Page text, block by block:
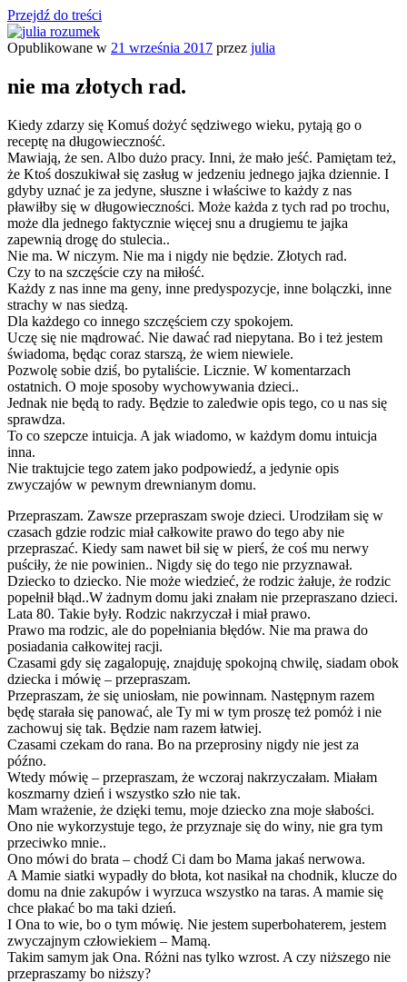
Przejdź do treści
Opublikowane w 21 września 2017 przez julia
nie ma złotych rad.
Kiedy zdarzy się Komuś dożyć sędziwego wieku, pytają go o
receptę na długowieczność.
Mawiają, że sen. Albo dużo pracy. Inni, że mało jeść. Pamiętam też,
że Ktoś doszukiwał się zasług w jedzeniu jednego jajka dziennie. I
gdyby uznać je za jedyne, słuszne i właściwe to każdy z nas
pławiłby się w długowieczności. Może każda z tych rad po trochu,
może dla jednego faktycznie więcej snu a drugiemu te jajka
zapewnią drogę do stulecia..
Nie ma. W niczym. Nie ma i nigdy nie będzie. Złotych rad.
Czy to na szczęście czy na miłość.
Każdy z nas inne ma geny, inne predyspozycje, inne bolączki, inne
strachy w nas siedzą.
Dla każdego co innego szczęściem czy spokojem.
Uczę się nie mądrować. Nie dawać rad niepytana. Bo i też jestem
świadoma, będąc coraz starszą, że wiem niewiele.
Pozwolę sobie dziś, bo pytaliście. Licznie. W komentarzach
ostatnich. O moje sposoby wychowywania dzieci..
Jednak nie będą to rady. Będzie to zaledwie opis tego, co u nas się
sprawdza.
To co szepcze intuicja. A jak wiadomo, w każdym domu intuicja
inna.
Nie traktujcie tego zatem jako podpowiedź, a jedynie opis
zwyczajów w pewnym drewnianym domu.
Przepraszam. Zawsze przepraszam swoje dzieci. Urodziłam się w
czasach gdzie rodzic miał całkowite prawo do tego aby nie
przepraszać. Kiedy sam nawet bił się w pierś, że coś mu nerwy
puściły, że nie powinien.. Nigdy się do tego nie przyznawał.
Dziecko to dziecko. Nie może wiedzieć, że rodzic żałuje, że rodzic
popełnił błąd..W żadnym domu jaki znałam nie przepraszano dzieci.
Lata 80. Takie były. Rodzic nakrzyczał i miał prawo.
Prawo ma rodzic, ale do popełniania błędów. Nie ma prawa do
posiadania całkowitej racji.
Czasami gdy się zagalopuję, znajduję spokojną chwilę, siadam obok
dziecka i mówię – przepraszam.
Przepraszam, że się uniosłam, nie powinnam. Następnym razem
będę starała się panować, ale Ty mi w tym proszę też pomóż i nie
zachowuj się tak. Będzie nam razem łatwiej.
Czasami czekam do rana. Bo na przeprosiny nigdy nie jest za
późno.
Wtedy mówię – przepraszam, że wczoraj nakrzyczałam. Miałam
koszmarny dzień i wszystko szło nie tak.
Mam wrażenie, że dzięki temu, moje dziecko zna moje słabości.
Ono nie wykorzystuje tego, że przyznaje się do winy, nie gra tym
przeciwko mnie..
Ono mówi do brata – chodź Ci dam bo Mama jakaś nerwowa.
A Mamie siatki wypadły do błota, kot nasikał na chodnik, klucze do
domu na dnie zakupów i wyrzuca wszystko na taras. A mamie się
chce płakać bo ma taki dzień.
I Ona to wie, bo o tym mówię. Nie jestem superbohaterem, jestem
zwyczajnym człowiekiem – Mamą.
Takim samym jak Ona. Różni nas tylko wzrost. A czy niższego nie
przepraszamy bo niższy?